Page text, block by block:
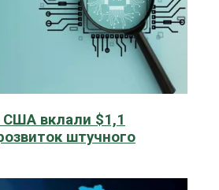
США вклали $1,1
штучного